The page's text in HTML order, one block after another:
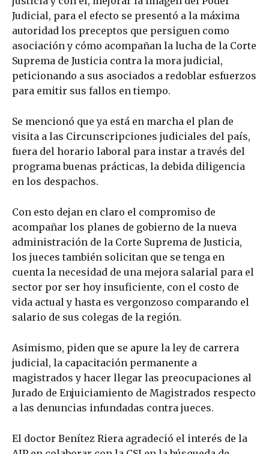
Judicial, para el efecto se presentó a la máxima
autoridad los preceptos que persiguen como
asociación y cómo acompañan la lucha de la Corte
Suprema de Justicia contra la mora judicial,
peticionando a sus asociados a redoblar esfuerzos
para emitir sus fallos en tiempo.
Se mencionó que ya está en marcha el plan de
visita a las Circunscripciones judiciales del país,
fuera del horario laboral para instar a través del
programa buenas prácticas, la debida diligencia
en los despachos.
Con esto dejan en claro el compromiso de
acompañar los planes de gobierno de la nueva
administración de la Corte Suprema de Justicia,
los jueces también solicitan que se tenga en
cuenta la necesidad de una mejora salarial para el
sector por ser hoy insuficiente, con el costo de
vida actual y hasta es vergonzoso comparando el
salario de sus colegas de la región.
Asimismo, piden que se apure la ley de carrera
judicial, la capacitación permanente a
magistrados y hacer llegar las preocupaciones al
Jurado de Enjuiciamiento de Magistrados respecto
a las denuncias infundadas contra jueces.
El doctor Benítez Riera agradeció el interés de la